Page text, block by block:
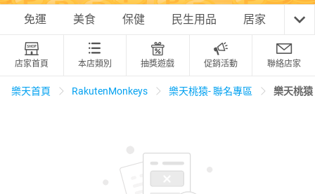
購物網分類
天天免運 美食蛋糕 養生保健 民生用品
免運 美食 保健 民生用品 居家 3C
店家首頁 本店類別 抽獎遊戲 促銷活動 聯絡店家
樂天首頁 RakutenMonkeys 樂天桃猿- 聯名專區 樂天桃